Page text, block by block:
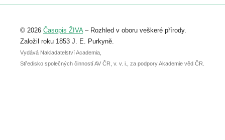
Registrovat se můžete do 6. září.
abstraktu přihlášené přednášky nebo
posteru je už 30. června.
© 2026 Časopis ŽIVA– Rozhled v oboru veškeré přírody.
Založil roku 1853 J. E. Purkyně.
Vydává Nakladatelství Academia,
Středisko společných činností AV ČR, v. v. i., za podpory Akademie věd ČR.